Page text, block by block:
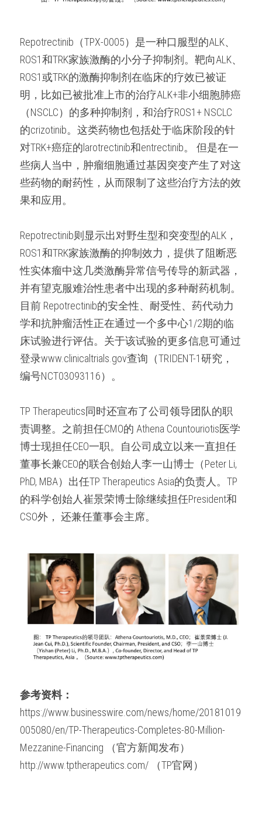
Repotrectinib（TPX-0005）是一种口服型的ALK、
ROS1和TRK家族激酶的小分子抑制剂。靶向ALK、
ROS1或TRK的激酶抑制剂在临床的疗效已被证
明，比如已被批准上市的治疗ALK+非小细胞肺癌
（NSCLC）的多种抑制剂，和治疗ROS1+ NSCLC
的crizotinib。这类药物也包括处于临床阶段的针
对TRK+癌症的larotrectinib和entrectinib。 但是在一
些病人当中，肿瘤细胞通过基因突变产生了对这
些药物的耐药性，从而限制了这些治疗方法的效
果和应用。
Repotrectinib则显示出对野生型和突变型的ALK，
ROS1和TRK家族激酶的抑制效力，提供了阻断恶
性实体瘤中这几类激酶异常信号传导的新武器，
并有望克服难治性患者中出现的多种耐药机制。
目前 Repotrectinib的安全性、耐受性、药代动力
学和抗肿瘤活性正在通过一个多中心1/2期的临
床试验进行评估。关于该试验的更多信息可通过
登录www.clinicaltrials.gov查询（TRIDENT-1研究，
编号NCT03093116）。
TP Therapeutics同时还宣布了公司领导团队的职
责调整。之前担任CMO的 Athena Countouriotis医学
博士现担任CEO一职。自公司成立以来一直担任
董事长兼CEO的联合创始人李一山博士（Peter Li,
PhD, MBA）出任TP Therapeutics Asia的负责人。TP
的科学创始人崔景荣博士除继续担任President和
CSO外， 还兼任董事会主席。
参考资料：
https://www.businesswire.com/news/home/20181019
005080/en/TP-Therapeutics-Completes-80-Million-
Mezzanine-Financing （官方新闻发布）
http://www.tptherapeutics.com/ （TP官网）